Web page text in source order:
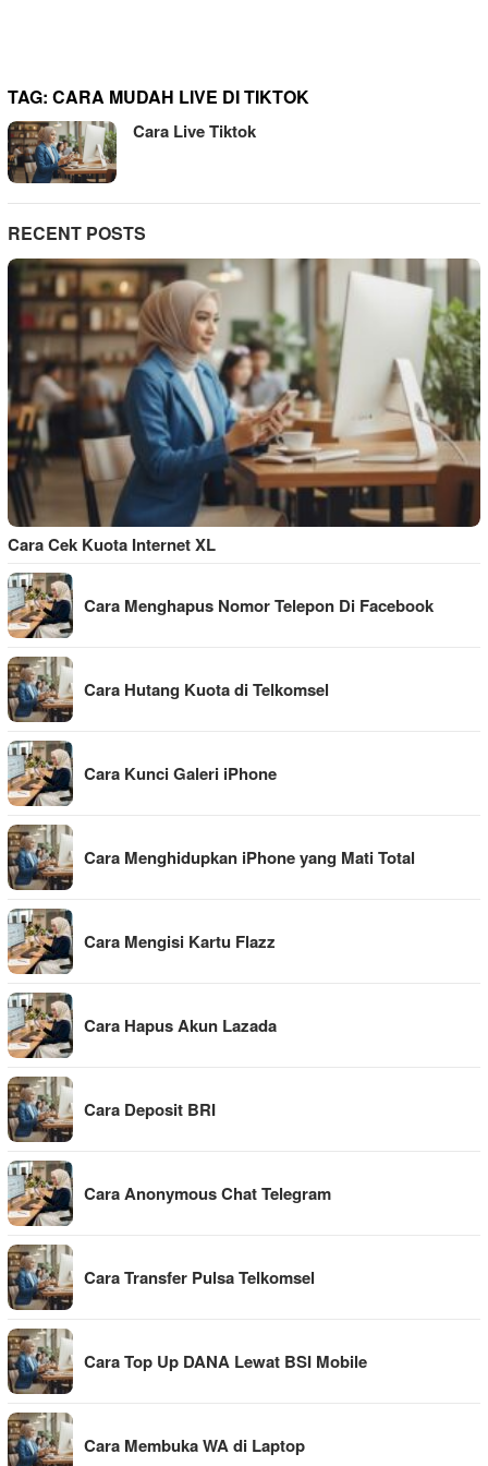
TAG: CARA MUDAH LIVE DI TIKTOK
Cara Live Tiktok
RECENT POSTS
Cara Cek Kuota Internet XL
Cara Menghapus Nomor Telepon Di Facebook
Cara Hutang Kuota di Telkomsel
Cara Kunci Galeri iPhone
Cara Menghidupkan iPhone yang Mati Total
Cara Mengisi Kartu Flazz
Cara Hapus Akun Lazada
Cara Deposit BRI
Cara Anonymous Chat Telegram
Cara Transfer Pulsa Telkomsel
Cara Top Up DANA Lewat BSI Mobile
Cara Membuka WA di Laptop